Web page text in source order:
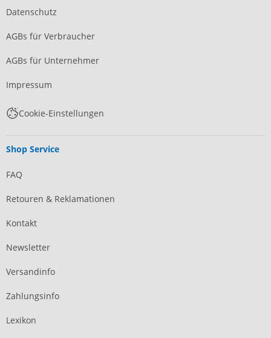
Datenschutz
AGBs für Verbraucher
AGBs für Unternehmer
Impressum
Cookie-Einstellungen
Shop Service
FAQ
Retouren & Reklamationen
Kontakt
Newsletter
Versandinfo
Zahlungsinfo
Lexikon